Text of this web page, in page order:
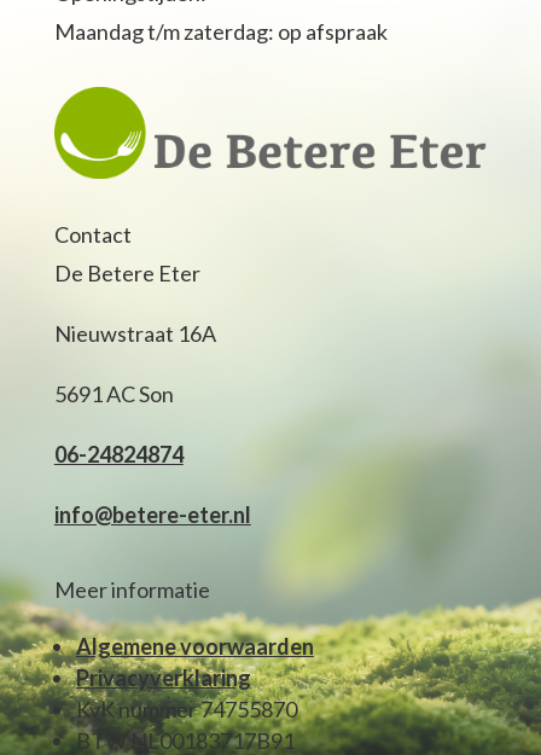
Maandag t/m zaterdag: op afspraak
Contact
De Betere Eter
Nieuwstraat 16A
5691 AC Son
06-24824874
info@betere-eter.nl
Meer informatie
Algemene voorwaarden
Privacyverklaring
KvK nummer 74755870
BTW NL00183717B91